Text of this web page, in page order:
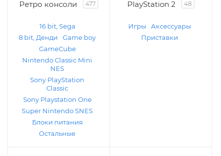
Ретро консоли 477
16 bit, Sega
8 bit, Денди
Game boy
GameCube
Nintendo Classic Mini
NES
Sony PlayStation
Classic
Sony Playstation One
Super Nintendo SNES
Блоки питания
Остальные
PlayStation 2 48
Игры
Аксессуары
Приставки